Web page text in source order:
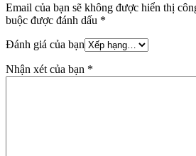
Email của bạn sẽ không được hiển thị
buộc được đánh dấu *
Đánh giá của bạn
Nhận xét của bạn *